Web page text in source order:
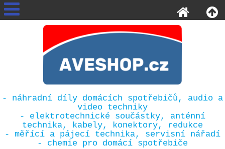
- náhradní díly domácích spotřebičů, audio a
video techniky
- elektrotechnické součástky, anténní
technika, kabely, konektory, redukce
- měřící a pájecí technika, servisní nářadí
- chemie pro domácí spotřebiče